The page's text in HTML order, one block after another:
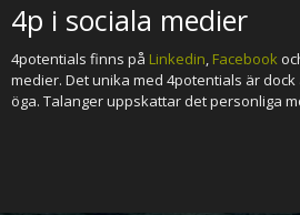
4p i sociala medier
4potentials finns på Linkedin, Facebook
medier. Det unika med 4potentials är
öga. Talanger uppskattar det personliga